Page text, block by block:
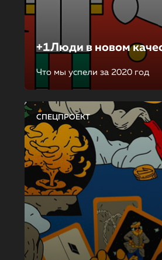
+1Люди в новом
Что мы успели за 2020 год
СПЕЦПРОЕКТ